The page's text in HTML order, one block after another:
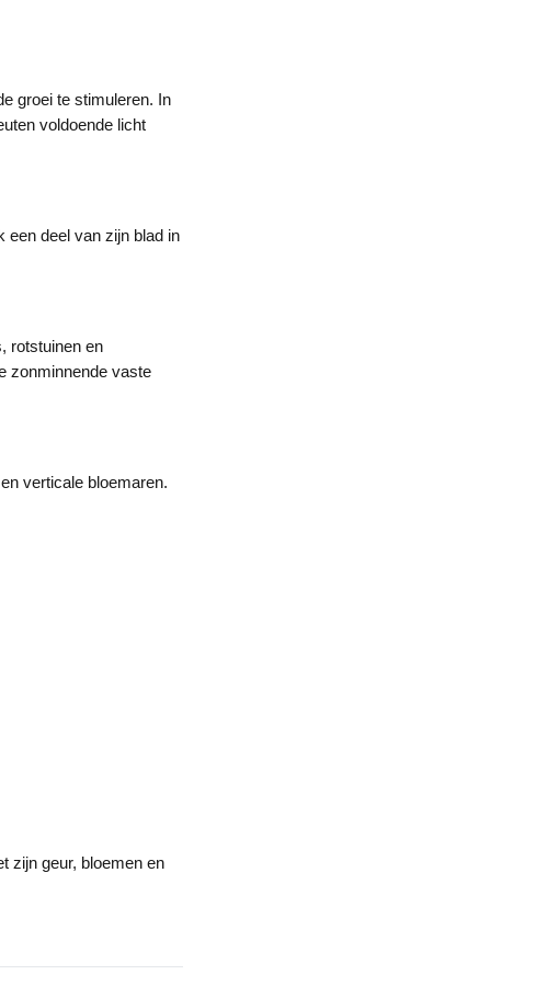
groei te stimuleren. In
voldoende licht
een deel van zijn blad in
rotstuinen en
zonminnende vaste
verticale bloemaren.
zijn geur, bloemen en